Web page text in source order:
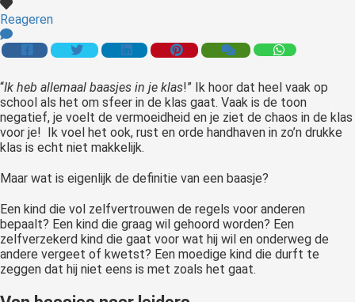
Reageren
“Ik heb allemaal baasjes in je klas!” Ik hoor dat heel vaak op
school als het om sfeer in de klas gaat. Vaak is de toon
negatief, je voelt de vermoeidheid en je ziet de chaos in de klas
voor je! Ik voel het ook, rust en orde handhaven in zo’n drukke
klas is echt niet makkelijk.
Maar wat is eigenlijk de definitie van een baasje?
Een kind die vol zelfvertrouwen de regels voor anderen
bepaalt? Een kind die graag wil gehoord worden? Een
zelfverzekerd kind die gaat voor wat hij wil en onderweg de
andere vergeet of kwetst? Een moedige kind die durft te
zeggen dat hij niet eens is met zoals het gaat.